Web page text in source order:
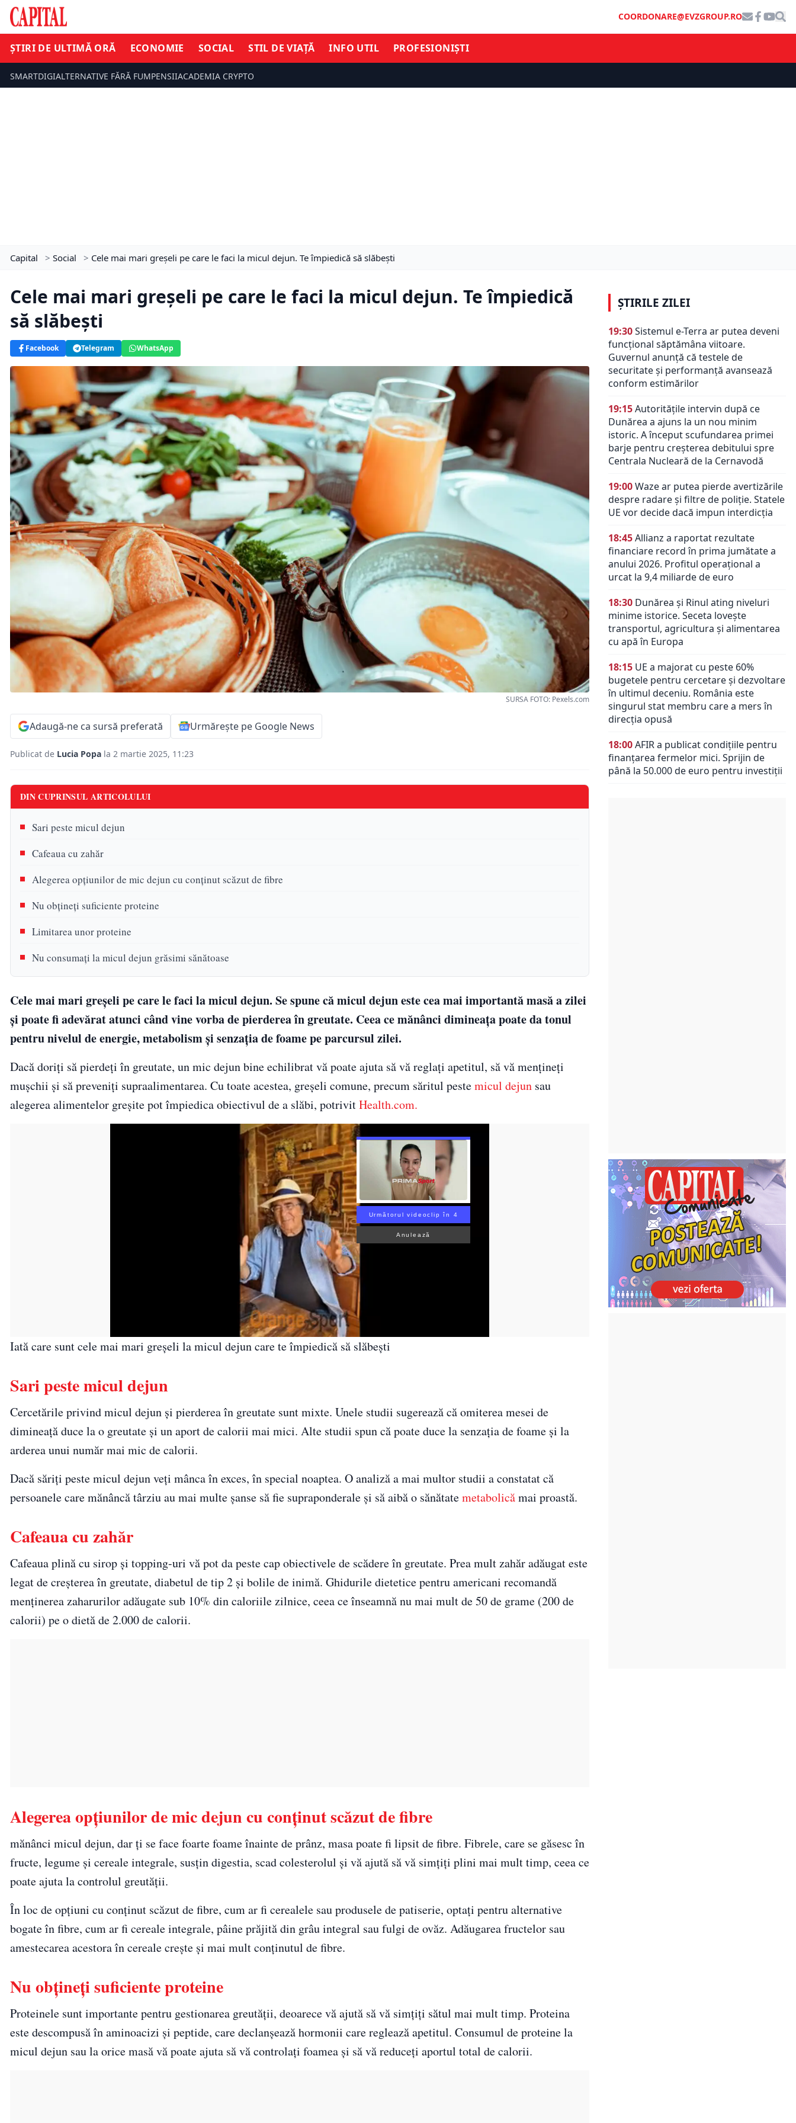
COORDONARE@EVZGROUP.RO
ȘTIRI DE ULTIMĂ ORĂ ECONOMIE SOCIAL STIL DE VIAȚĂ INFO UTIL PROFESIONIȘTI
SMARTDIGIALTERNATIVE FĂRĂ FUMPENSIIACADEMIA CRYPTO
Capital > Social > Cele mai mari greșeli pe care le faci la micul dejun. Te împiedică să slăbești
Cele mai mari greșeli pe care le faci la micul dejun. Te împiedică
să slăbești
Facebook Telegram WhatsApp
SURSA FOTO: Pexels.com
Adaugă-ne ca sursă preferată Urmărește pe Google News
Publicat de Lucia Popa la 2 martie 2025, 11:23
DIN CUPRINSUL ARTICOLULUI
Sari peste micul dejun
Cafeaua cu zahăr
Alegerea opțiunilor de mic dejun cu conținut scăzut de fibre
Nu obțineți suficiente proteine
Limitarea unor proteine
Nu consumați la micul dejun grăsimi sănătoase
Cele mai mari greșeli pe care le faci la micul dejun. Se spune că micul dejun este cea mai importantă masă a zilei
și poate fi adevărat atunci când vine vorba de pierderea în greutate. Ceea ce mănânci dimineața poate da tonul
pentru nivelul de energie, metabolism și senzația de foame pe parcursul zilei.
Dacă doriți să pierdeți în greutate, un mic dejun bine echilibrat vă poate ajuta să vă reglați apetitul, să vă mențineți
mușchii și să preveniți supraalimentarea. Cu toate acestea, greșeli comune, precum săritul pestemicul dejun sau
alegerea alimentelor greșite pot împiedica obiectivul de a slăbi, potrivitHealth.com.
Următorul videoclip în 3
Anulează
Iată care sunt cele mai mari greșeli la micul dejun care te împiedică să slăbești
Sari peste micul dejun
Cercetările privind micul dejun și pierderea în greutate sunt mixte. Unele studii sugerează că omiterea mesei de
dimineață duce la o greutate și un aport de calorii mai mici. Alte studii spun că poate duce la senzația de foame și la
arderea unui număr mai mic de calorii.
Dacă săriți peste micul dejun veți mânca în exces, în special noaptea. O analiză a mai multor studii a constatat că
persoanele care mănâncă târziu au mai multe șanse să fie supraponderale și să aibă o sănătatemetabolicămai proastă.
Cafeaua cu zahăr
Cafeaua plină cu sirop și topping-uri vă pot da peste cap obiectivele de scădere în greutate. Prea mult zahăr adăugat este
legat de creșterea în greutate, diabetul de tip 2 și bolile de inimă. Ghidurile dietetice pentru americani recomandă
menținerea zaharurilor adăugate sub 10% din caloriile zilnice, ceea ce înseamnă nu mai mult de 50 de grame (200 de
calorii) pe o dietă de 2.000 de calorii.
Alegerea opțiunilor de mic dejun cu conținut scăzut de fibre
mănânci micul dejun, dar ți se face foarte foame înainte de prânz, masa poate fi lipsit de fibre. Fibrele, care se găsesc în
fructe, legume și cereale integrale, susțin digestia, scad colesterolul și vă ajută să vă simțiți plini mai mult timp, ceea ce
poate ajuta la controlul greutății.
În loc de opțiuni cu conținut scăzut de fibre, cum ar fi cerealele sau produsele de patiserie, optați pentru alternative
bogate în fibre, cum ar fi cereale integrale, pâine prăjită din grâu integral sau fulgi de ovăz. Adăugarea fructelor sau
amestecarea acestora în cereale crește și mai mult conținutul de fibre.
Nu obțineți suficiente proteine
Proteinele sunt importante pentru gestionarea greutății, deoarece vă ajută să vă simțiți sătul mai mult timp. Proteina
este descompusă în aminoacizi și peptide, care declanșează hormonii care reglează apetitul. Consumul de proteine la
micul dejun sau la orice masă vă poate ajuta să vă controlați foamea și să vă reduceți aportul total de calorii.
ȘTIRILE ZILEI
19:30Sistemul e-Terra ar putea deveni
funcțional săptămâna viitoare.
Guvernul anunță că testele de
securitate și performanță avansează
conform estimărilor
19:15Autoritățile intervin după ce
Dunărea a ajuns la un nou minim
istoric. A început scufundarea primei
barje pentru creșterea debitului spre
Centrala Nucleară de la Cernavodă
19:00Waze ar putea pierde avertizările
despre radare și filtre de poliție. Statele
UE vor decide dacă impun interdicția
18:45Allianz a raportat rezultate
financiare record în prima jumătate a
anului 2026. Profitul operațional a
urcat la 9,4 miliarde de euro
18:30 Dunărea și Rinul ating niveluri
minime istorice. Seceta lovește
transportul, agricultura și alimentarea
cu apă în Europa
18:15 UE a majorat cu peste 60%
bugetele pentru cercetare și dezvoltare
în ultimul deceniu. România este
singurul stat membru care a mers în
direcția opusă
18:00AFIR a publicat condițiile pentru
finanțarea fermelor mici. Sprijin de
până la 50.000 de euro pentru investiții